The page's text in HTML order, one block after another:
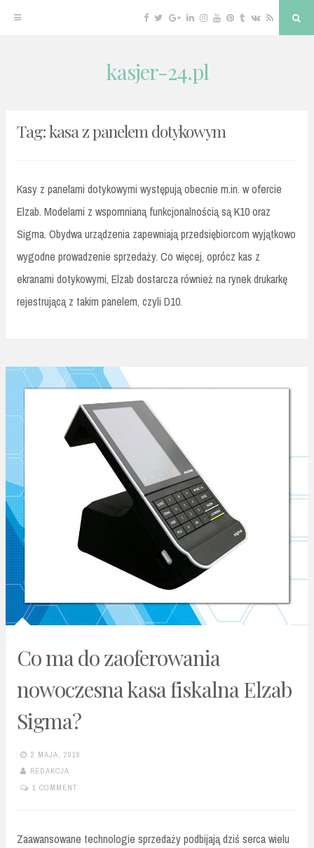
Facebook
TwitterGoogleLinkedin
Instagram
YouTube
Pinterest
Tumblr
VKRSS
kasjer-24.pl
Tag:kasa z panelem dotykowym
Kasy z panelami dotykowymi występują obecnie m.in. w ofercie
Elzab. Modelami z wspomnianą funkcjonalnością są K10 oraz
Sigma. Obydwa urządzenia zapewniają przedsiębiorcom wyjątkowo
wygodne prowadzenie sprzedaży. Co więcej, oprócz kas z
ekranami dotykowymi, Elzab dostarcza również na rynek drukarkę
rejestrującą z takim panelem, czyli D10.
Co ma do zaoferowania
nowoczesna kasa fiskalna Elzab
Sigma?
2 MAJA, 2018
REDAKCJA
1 COMMENT
Zaawansowane technologie sprzedaży podbijają dziś serca wielu